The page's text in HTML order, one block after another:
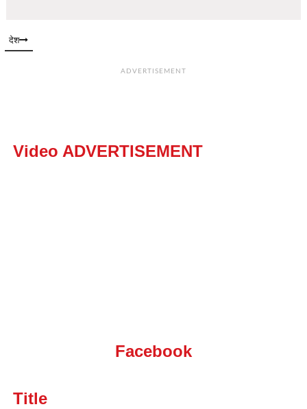
देश
ADVERTISEMENT
Video ADVERTISEMENT
Facebook
Title